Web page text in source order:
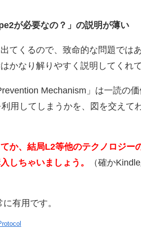
が必要なの？」の説明が薄い
てくるので、致命的な問題では
かなり解りやすく説明してくれて
Mechanism」は一読の
用してしまうかを、図を交えて
てか、結局L2等他のテクノロジー
しちゃいましょう。
（確か
有用です。